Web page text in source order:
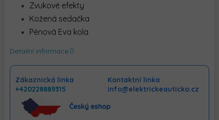
Zvukové efekty
Kožená sedačka
Pěnová Eva kola
Detailní informace
Zákaznická linka
+420228889315
Kontaktní linka
info@elektrickeauticko.cz